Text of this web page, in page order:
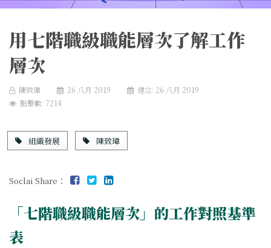
用七階職級職能層次了解工作
層次
陳致瑋 26 八月 2019
建立: 26 八月 2019
點擊數: 7214
組織發展 陳致瑋
Soclai Share：
「七階職級職能層次」的工作對照基準
表